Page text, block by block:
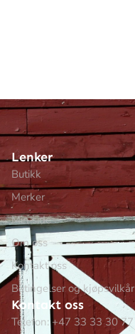
Lenker
Butikk
Merker
Min side
Om oss
Kontakt oss
Betingelser og kjøpsvilkår
Kontakt oss
Telefon: +47 33 33 30 77